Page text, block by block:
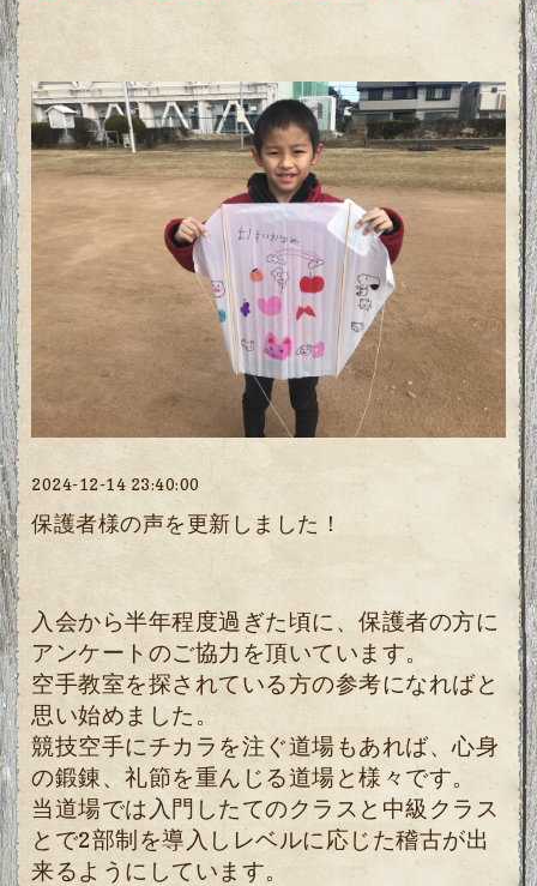
2024-12-14 23:40:00
保護者様の声を更新しました！
入会から半年程度過ぎた頃に、保護者の方に
アンケートのご協力を頂いています。
空手教室を探されている方の参考になればと
思い始めました。
競技空手にチカラを注ぐ道場もあれば、心身
の鍛錬、礼節を重んじる道場と様々です。
当道場では入門したてのクラスと中級クラス
とで2部制を導入しレベルに応じた稽古が出
来るようにしています。